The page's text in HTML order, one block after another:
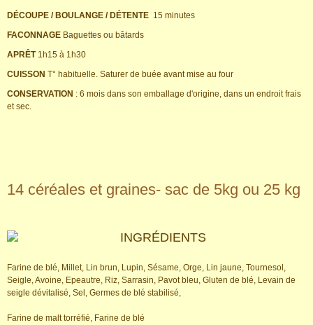
DÉCOUPE / BOULANGE / DÉTENTE 15 minutes
FACONNAGE Baguettes ou bâtards
APRÊT1h15 à 1h30
CUISSON T° habituelle. Saturer de buée avant mise au four
CONSERVATION : 6 mois dans son emballage d'origine, dans un endroit frais
et sec.
14 céréales et graines- sac de 5kg ou 25 kg
INGRÉDIENTS
Farine de blé, Millet, Lin brun, Lupin, Sésame, Orge, Lin jaune, Tournesol,
Seigle, Avoine, Epeautre, Riz, Sarrasin, Pavot bleu, Gluten de blé, Levain de
seigle dévitalisé, Sel, Germes de blé stabilisé,
Farine de malt torréfié, Farine de blé